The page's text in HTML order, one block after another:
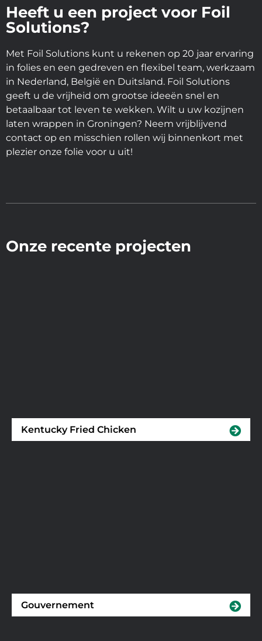
Heeft u een project voor Foil
Solutions?
Met Foil Solutions kunt u rekenen op 20 jaar ervaring
in folies en een gedreven en flexibel team, werkzaam
in Nederland, België en Duitsland. Foil Solutions
geeft u de vrijheid om grootse ideeën snel en
betaalbaar tot leven te wekken. Wilt u uw kozijnen
laten wrappen in Groningen? Neem vrijblijvend
contact op en misschien rollen wij binnenkort met
plezier onze folie voor u uit!
Onze recente projecten
Kentucky Fried Chicken
Gouvernement